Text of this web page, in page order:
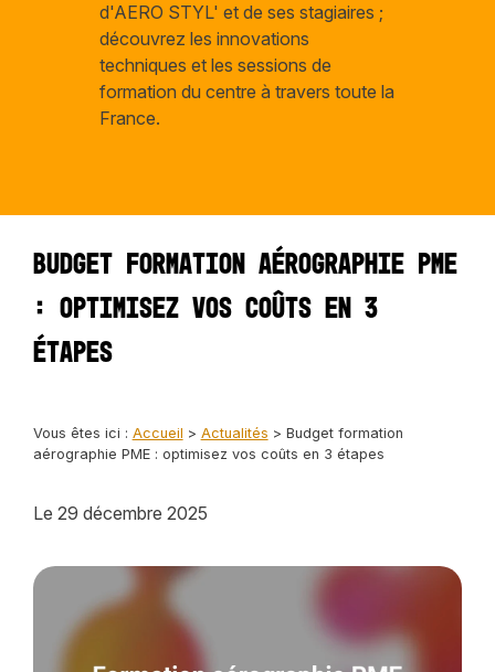
d'AERO STYL' et de ses stagiaires ;
découvrez les innovations
techniques et les sessions de
formation du centre à travers toute la
France.
Budget formation aérographie PME
: optimisez vos coûts en 3
étapes
Vous êtes ici : Accueil > Actualités > Budget formation
aérographie PME : optimisez vos coûts en 3 étapes
Le 29 décembre 2025